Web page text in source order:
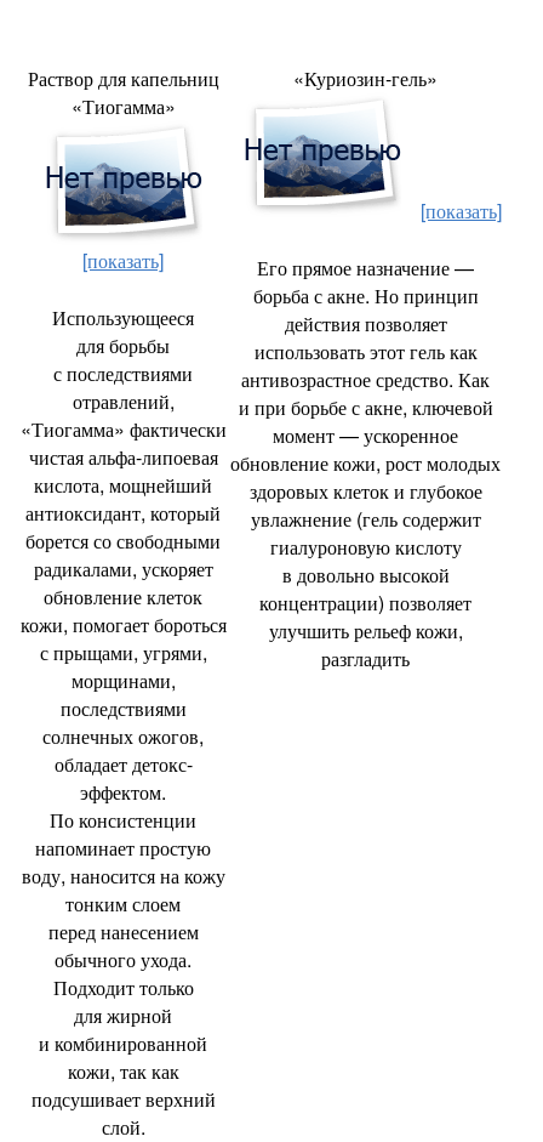
Раствор для капельниц
«Тиогамма»
[показать]
Использующееся
для борьбы
с последствиями
отравлений,
«Тиогамма» фактически
чистая альфа-липоевая
кислота, мощнейший
антиоксидант, который
борется со свободными
радикалами, ускоряет
обновление клеток
кожи, помогает бороться
с прыщами, угрями,
морщинами,
последствиями
солнечных ожогов,
обладает детокс-
эффектом.
По консистенции
напоминает простую
воду, наносится на кожу
тонким слоем
перед нанесением
обычного ухода.
Подходит только
для жирной
и комбинированной
кожи, так как
подсушивает верхний
слой.
«Куриозин-гель»
[показать]
Его прямое назначение —
борьба с акне. Но принцип
действия позволяет
использовать этот гель как
антивозрастное средство. Как
и при борьбе с акне, ключевой
момент — ускоренное
обновление кожи, рост молодых
здоровых клеток и глубокое
увлажнение (гель содержит
гиалуроновую кислоту
в довольно высокой
концентрации) позволяет
улучшить рельеф кожи,
разгладить